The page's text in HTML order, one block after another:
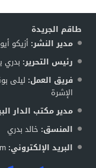
طاقم الجريدة
مدير النشر: أزيكو
رئيس التحرير:
فريق العمل: ليلى
الإشرة
مدير مكتب الدار
المنسق: خالد بدري
البريد الإلكتروني: kapress2023@gmail.com